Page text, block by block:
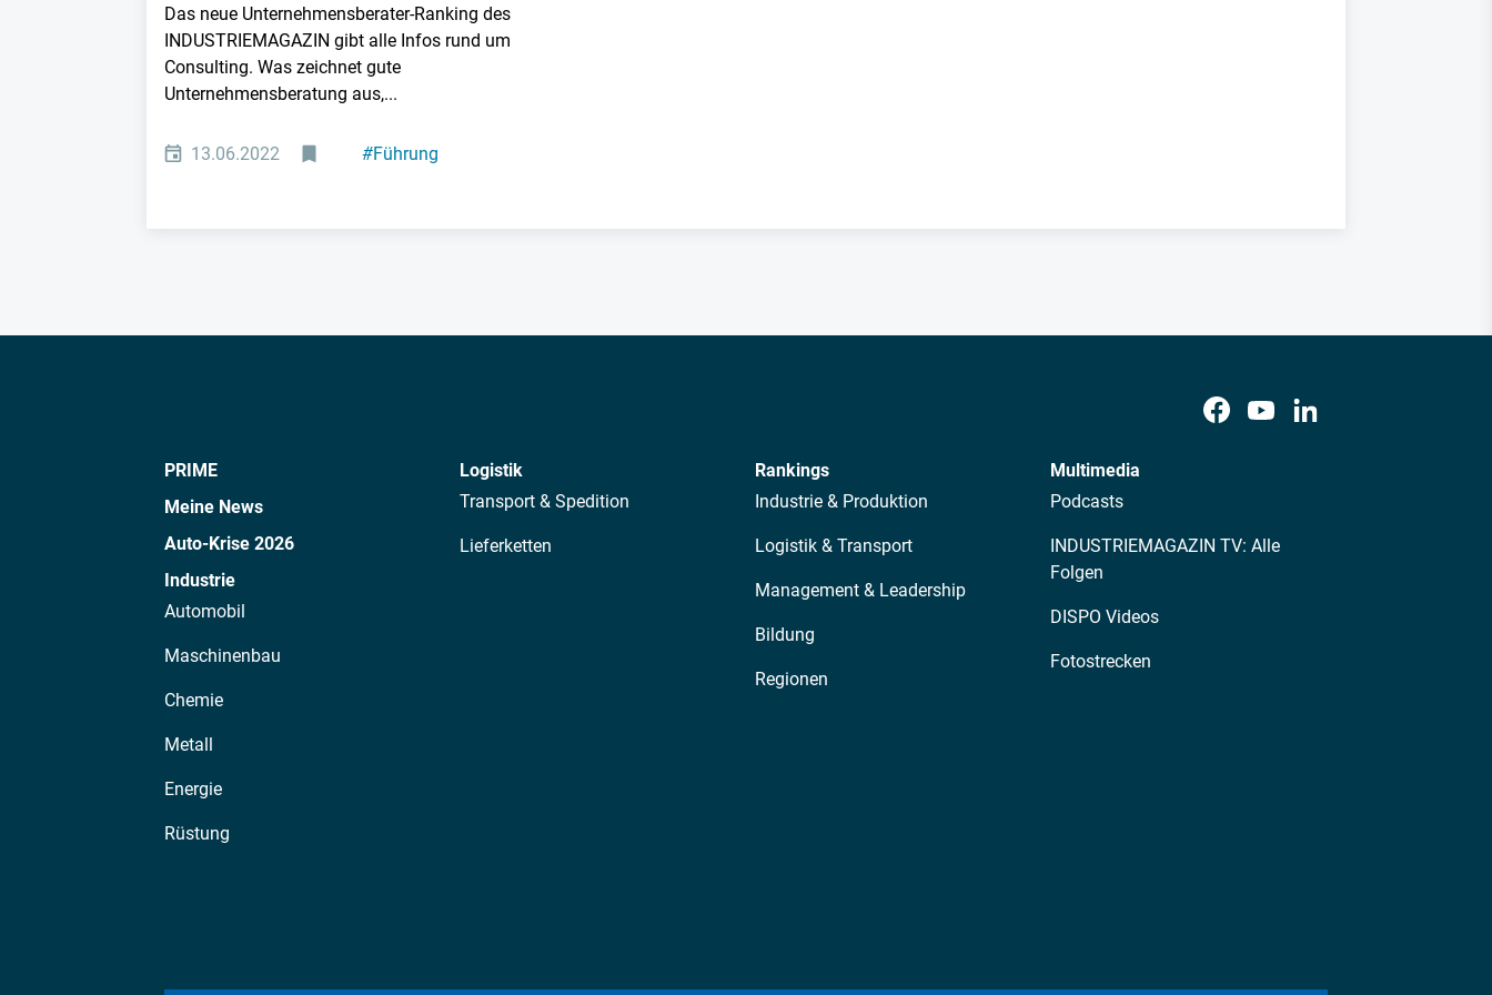
Das neue Unternehmensberater-Ranking des
INDUSTRIEMAGAZIN gibt alle Infos rund um
Consulting. Was zeichnet gute
Unternehmensberatung aus,...
13.06.2022 #Führung
PRIME
Meine News
Auto-Krise 2026
Industrie
Automobil
Maschinenbau
Chemie
Metall
Energie
Rüstung
Logistik
Transport & Spedition
Lieferketten
Rankings
Industrie & Produktion
Logistik & Transport
Management & Leadership
Bildung
Regionen
Multimedia
Podcasts
INDUSTRIEMAGAZIN TV: Alle
Folgen
DISPO Videos
Fotostrecken